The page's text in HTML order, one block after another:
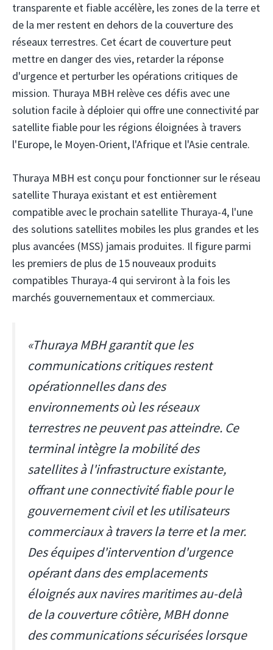
transparente et fiable accélère, les zones de la terre et
de la mer restent en dehors de la couverture des
réseaux terrestres. Cet écart de couverture peut
mettre en danger des vies, retarder la réponse
d'urgence et perturber les opérations critiques de
mission. Thuraya MBH relève ces défis avec une
solution facile à déploier qui offre une connectivité par
satellite fiable pour les régions éloignées à travers
l'Europe, le Moyen-Orient, l'Afrique et l'Asie centrale.
Thuraya MBH est conçu pour fonctionner sur le réseau
satellite Thuraya existant et est entièrement
compatible avec le prochain satellite Thuraya-4, l'une
des solutions satellites mobiles les plus grandes et les
plus avancées (MSS) jamais produites. Il figure parmi
les premiers de plus de 15 nouveaux produits
compatibles Thuraya-4 qui serviront à la fois les
marchés gouvernementaux et commerciaux.
«Thuraya MBH garantit que les
communications critiques restent
opérationnelles dans des
environnements où les réseaux
terrestres ne peuvent pas atteindre. Ce
terminal intègre la mobilité des
satellites à l'infrastructure existante,
offrant une connectivité fiable pour le
gouvernement civil et les utilisateurs
commerciaux à travers la terre et la mer.
Des équipes d'intervention d'urgence
opérant dans des emplacements
éloignés aux navires maritimes au-delà
de la couverture côtière, MBH donne
des communications sécurisées lorsque